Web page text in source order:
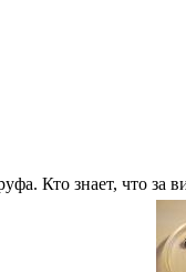
Кто знает, что за